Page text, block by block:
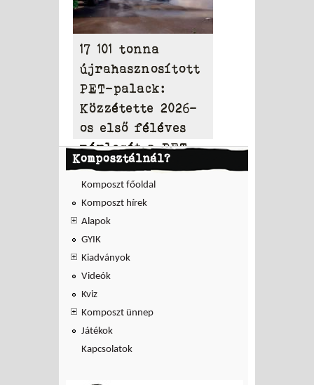
17 101 tonna
újrahasznosított
PET-palack:
Közzétette 2026-
os első féléves
mérlegét a PET
to PET
Komposztálnál?
Komposzt főoldal
Komposzt hírek
Alapok
GYIK
Kiadványok
Videók
Kviz
Komposzt ünnep
Játékok
Kapcsolatok